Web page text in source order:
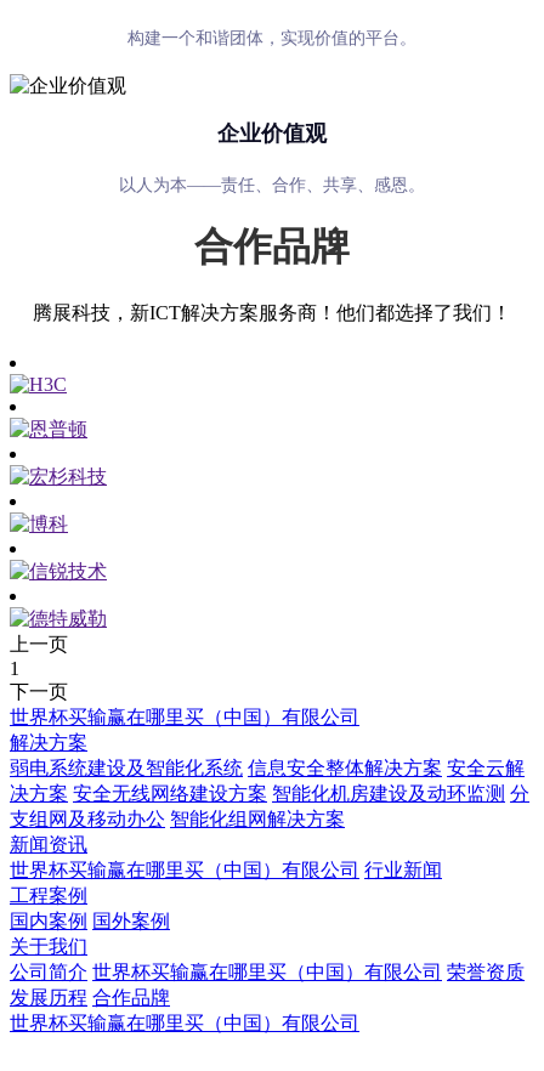
构建一个和谐团体，实现价值的平台。
企业价值观
以人为本——责任、合作、共享、感恩。
合作品牌
腾展科技，新ICT解决方案服务商！他们都选择了我们！
上一页
1
下一页
世界杯买输赢在哪里买（中国）有限公司
解决方案
弱电系统建设及智能化系统 信息安全整体解决方案 安全云解
决方案 安全无线网络建设方案 智能化机房建设及动环监测 分
支组网及移动办公 智能化组网解决方案
新闻资讯
世界杯买输赢在哪里买（中国）有限公司 行业新闻
工程案例
国内案例 国外案例
关于我们
公司简介 世界杯买输赢在哪里买（中国）有限公司 荣誉资质
发展历程 合作品牌
世界杯买输赢在哪里买（中国）有限公司